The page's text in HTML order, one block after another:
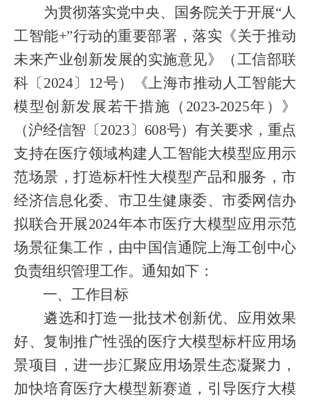
为贯彻落实党中央、国务院关于开展“人
工智能+”行动的重要部署，落实《关于推动
未来产业创新发展的实施意见》（工信部联
科〔2024〕12号）《上海市推动人工智能大
模型创新发展若干措施（2023-2025年）》
（沪经信智〔2023〕608号）有关要求，重点
支持在医疗领域构建人工智能大模型应用示
范场景，打造标杆性大模型产品和服务，市
经济信息化委、市卫生健康委、市委网信办
拟联合开展2024年本市医疗大模型应用示范
场景征集工作 ，由中国信通院上海工创中心
负责组织管理工作。通知如下：
一、工作目标
遴选和打造一批技术创新优、应用效果
好、复制推广性强的医疗大模型标杆应用场
景项目，进一步汇聚应用场景生态凝聚力，
加快培育医疗大模型新赛道，引导医疗大模